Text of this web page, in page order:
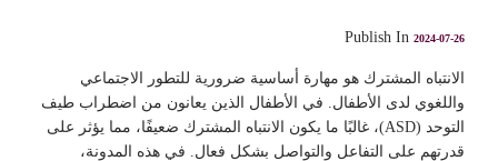
Publish In 2024-07-26
الانتباه المشترك هو مهارة أساسية ضرورية للتطور الاجتماعي
واللغوي لدى الأطفال. في الأطفال الذين يعانون من اضطراب طيف
التوحد (ASD)، غالبًا ما يكون الانتباه المشترك ضعيفًا، مما يؤثر على
قدرتهم على التفاعل والتواصل بشكل فعال. في هذه المدونة،